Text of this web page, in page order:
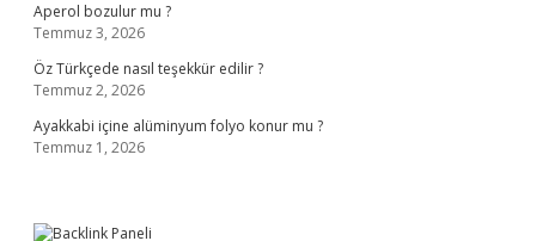
Aperol bozulur mu ?
Temmuz 3, 2026
Öz Türkçede nasıl teşekkür edilir ?
Temmuz 2, 2026
Ayakkabi içine alüminyum folyo konur mu ?
Temmuz 1, 2026